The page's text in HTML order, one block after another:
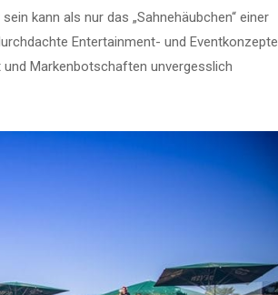
kann als nur das „Sahnehäubchen“ einer
Entertainment- und Eventkonzepte
Markenbotschaften unvergesslich